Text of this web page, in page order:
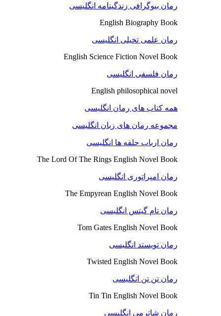
رمان بیوگرافی زندگینامه انگلیسی
English Biography Book
رمان علمی تخیلی انگلیسی
English Science Fiction Novel Book
رمان فلسفی انگلیسی
English philosophical novel
همه کتاب های رمان انگلیسی
مجموعه رمان های زبان انگلیسی
رمان ارباب حلقه ها انگلیسی
The Lord Of The Rings English Novel Book
رمان امپراتوری انگلیسی
The Empyrean English Novel Book
رمان تام گیتس انگلیسی
Tom Gates English Novel Book
رمان تویستد انگلیسی
Twisted English Novel Book
رمان تن تن انگلیسی
Tin Tin English Novel Book
رمان شاترمی انگلیسی